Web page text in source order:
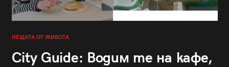
НЕЩАТА ОТ ЖИВОТА
City Guide: Водим те на кафе,